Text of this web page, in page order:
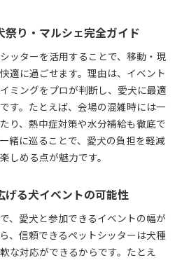
り・マルシェ完全ガイド
ッターを活用することで、移動・現
適に過ごせます。理由は、イベント
ミングをプロが判断し、愛犬に最適
す。たとえば、会場の混雑時には一
り、熱中症対策や水分補給も徹底で
緒に巡ることで、愛犬の負担を軽減
しめる点が魅力です。
げる犬イベントの可能性
、愛犬と参加できるイベントの幅が
、信頼できるペットシッターは犬種
な対応ができるからです。たとえ